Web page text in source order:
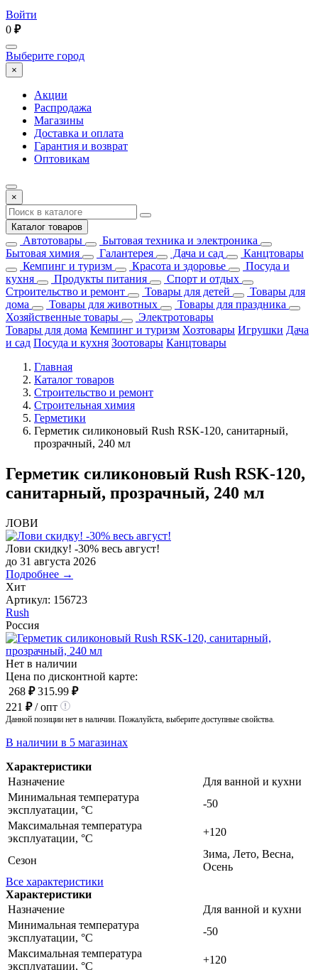
Войти
0 ₽
Выберите город
×
Акции
Распродажа
Магазины
Доставка и оплата
Гарантия и возврат
Оптовикам
×
Каталог товаров
Автотовары
Бытовая техника и электроника
Бытовая химия
Галантерея Дача и сад
Канцтовары
Кемпинг и туризм
Красота и здоровье
Посуда и
кухня
Продукты питания
Спорт и отдых
Строительство и ремонт
Товары для детей
Товары для
дома
Товары для животных
Товары для праздника
Хозяйственные товары
Электротовары
Товары для дома Кемпинг и туризм Хозтовары Игрушки Дача
и сад Посуда и кухня Зоотовары Канцтовары
Главная
Каталог товаров
Строительство и ремонт
Строительная химия
Герметики
Герметик силиконовый Rush RSK-120, санитарный,
прозрачный, 240 мл
Герметик силиконовый Rush RSK-120,
санитарный, прозрачный, 240 мл
ЛОВИ
Лови скидку! -30% весь август!
до 31 августа 2026
Подробнее →
Хит
Артикул: 156723
Rush
Россия
Нет в наличии
Цена по дисконтной карте:
268 ₽ 315.99 ₽
221 ₽/ опт
Данной позиции нет в наличии. Пожалуйста, выберите доступные свойства.
В наличии в 5 магазинах
Характеристики
Назначение
Для ванной и кухни
Минимальная температура
эксплуатации, °C
-50
Максимальная температура
эксплуатации, °C
+120
Сезон
Зима, Лето, Весна,
Осень
Все характеристики
Характеристики
Назначение
Для ванной и кухни
Минимальная температура
эксплуатации, °C
-50
Максимальная температура
эксплуатации, °C
+120